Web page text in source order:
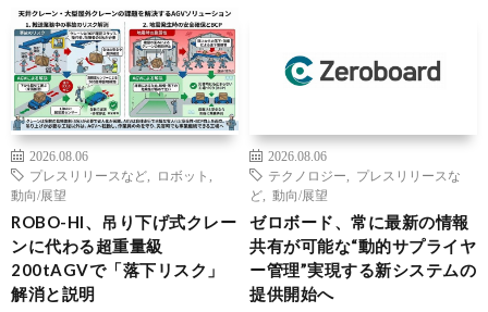
2026.08.06
プレスリリースなど
ロボット
動向/展望
ROBO-HI、吊り下げ式クレー
ンに代わる超重量級
200tAGVで「落下リスク」
解消と説明
2026.08.06
テクノロジー
プレスリリースな
ど
動向/展望
ゼロボード、常に最新の情報
共有が可能な“動的サプライヤ
ー管理”実現する新システムの
提供開始へ